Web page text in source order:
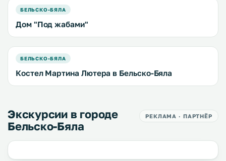
БЕЛЬСКО-БЯЛА
Дом "Под жабами"
БЕЛЬСКО-БЯЛА
Костел Мартина Лютера в Бельско-Бяла
Экскурсии в городе
Бельско-Бяла
РЕКЛАМА · ПАРТНЁР